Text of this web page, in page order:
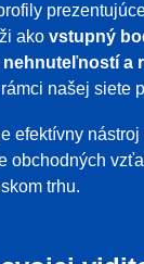
ako vstupný
nehnuteľností a
našej siete
efektívny
obchodných
trhu.